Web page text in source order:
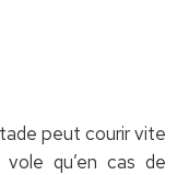
peut courir vite
qu’en cas de